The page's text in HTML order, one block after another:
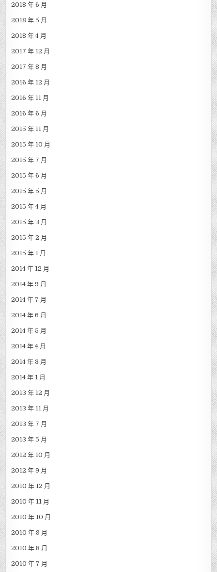
2018 年 6 月
2018 年 5 月
2018 年 4 月
2017 年 12 月
2017 年 8 月
2016 年 12 月
2016 年 11 月
2016 年 6 月
2015 年 11 月
2015 年 10 月
2015 年 7 月
2015 年 6 月
2015 年 5 月
2015 年 4 月
2015 年 3 月
2015 年 2 月
2015 年 1 月
2014 年 12 月
2014 年 9 月
2014 年 7 月
2014 年 6 月
2014 年 5 月
2014 年 4 月
2014 年 3 月
2014 年 1 月
2013 年 12 月
2013 年 11 月
2013 年 7 月
2013 年 5 月
2012 年 10 月
2012 年 9 月
2010 年 12 月
2010 年 11 月
2010 年 10 月
2010 年 9 月
2010 年 8 月
2010 年 7 月